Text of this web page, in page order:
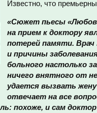
Известно, что
«Сюжет пьесы
на прием к доктору
потерей памяти.
и причины
больного настолько
ничего внятного от
удается вызвать
отвечает на все
похоже, и сам